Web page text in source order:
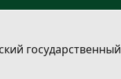
государственный